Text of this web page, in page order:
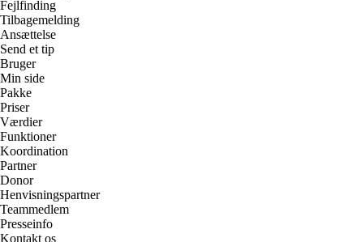
Fejlfinding
Tilbagemelding
Ansættelse
Send et tip
Bruger
Min side
Pakke
Priser
Værdier
Funktioner
Koordination
Partner
Donor
Henvisningspartner
Teammedlem
Presseinfo
Kontakt os